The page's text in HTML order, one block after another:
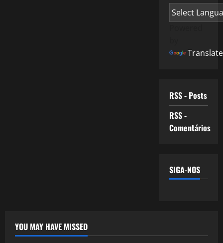
Translate
RSS - Posts
RSS -
Comentários
SIGA-NOS
YOU MAY HAVE MISSED